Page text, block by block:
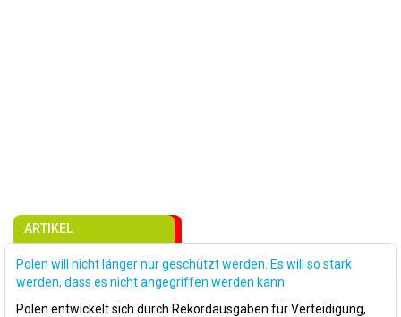
ARTIKEL
Polen will nicht länger nur geschützt werden. Es will so stark
werden, dass es nicht angegriffen werden kann
Polen entwickelt sich durch Rekordausgaben für Verteidigung,